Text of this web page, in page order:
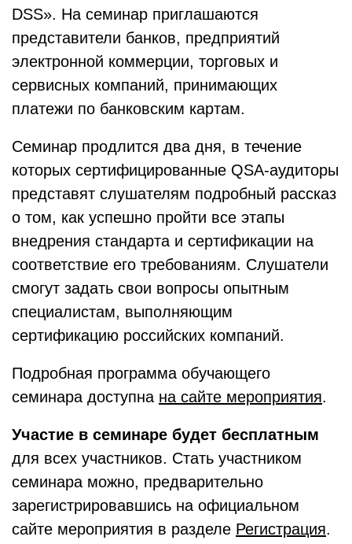
DSS». На семинар приглашаются
представители банков, предприятий
электронной коммерции, торговых и
сервисных компаний, принимающих
платежи по банковским картам.
Семинар продлится два дня, в течение
которых сертифицированные QSA-аудиторы
представят слушателям подробный рассказ
о том, как успешно пройти все этапы
внедрения стандарта и сертификации на
соответствие его требованиям. Слушатели
смогут задать свои вопросы опытным
специалистам, выполняющим
сертификацию российских компаний.
Подробная программа обучающего
семинара доступна на сайте мероприятия.
Участие в семинаре будет бесплатным
для всех участников. Стать участником
семинара можно, предварительно
зарегистрировавшись на официальном
сайте мероприятия в разделе Регистрация.